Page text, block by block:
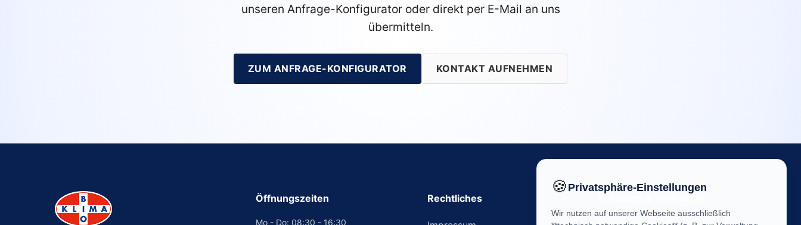
unseren Anfrage-Konfigurator oder direkt per E-Mail an uns
übermitteln.
ZUM ANFRAGE-KONFIGURATOR KONTAKT AUFNEHMEN
Öffnungszeiten
Mo - Do: 08:30 - 16:30
Rechtliches
Ihre Meinung ist uns wichtig! Helfen
🍪Privatsphäre-Einstellungen
Wir nutzen auf unserer Webseite ausschließlich